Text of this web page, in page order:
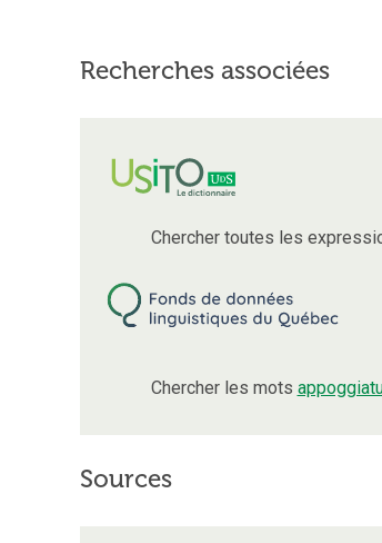
Recherches associées
Chercher toutes les
Chercher les mots
Sources